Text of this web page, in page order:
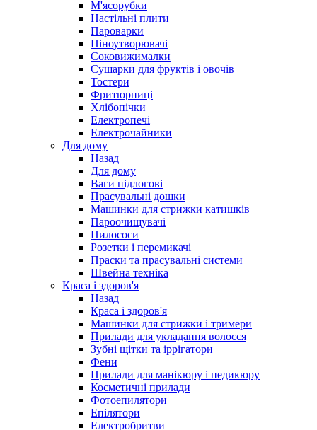
М'ясорубки
Настільні плити
Пароварки
Піноутворювачі
Соковижималки
Сушарки для фруктів і овочів
Тостери
Фритюрниці
Хлібопічки
Електропечі
Електрочайники
Для дому
Назад
Для дому
Ваги підлогові
Прасувальні дошки
Машинки для стрижки катишків
Пароочищувачі
Пилососи
Розетки і перемикачі
Праски та прасувальні системи
Швейна техніка
Краса і здоров'я
Назад
Краса і здоров'я
Машинки для стрижки і тримери
Прилади для укладання волосся
Зубні щітки та іррігатори
Фени
Прилади для манікюру і педикюру
Косметичні прилади
Фотоепилятори
Епілятори
Електробритви